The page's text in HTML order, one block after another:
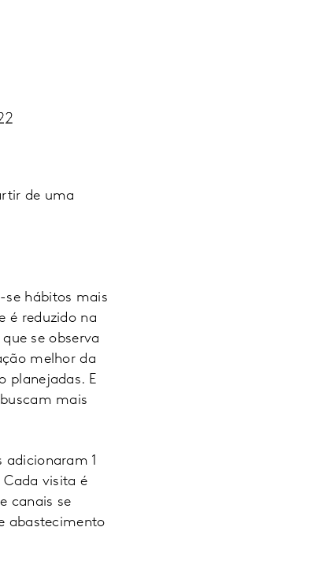
de uma
se hábitos mais
é reduzido na
se observa
melhor da
planejadas. E
mais
1
visita é
canais se
abastecimento